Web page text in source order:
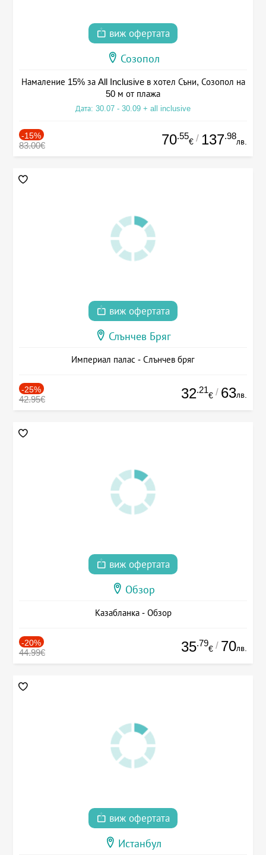
виж офертата
Созопол
Намаление 15% за All Inclusive в хотел Съни, Созопол на
50 м от плажа
Дата: 30.07 - 30.09 + all inclusive
-15%
83.00€ 70.55
€ / 137.98
лв.
виж офертата
Слънчев Бряг
Империал палас - Слънчев бряг
-25%
42.95€ 32.21
€ / 63лв.
виж офертата
Обзор
Казабланка - Обзор
-20%
44.99€ 35.79
€ / 70лв.
виж офертата
Истанбул